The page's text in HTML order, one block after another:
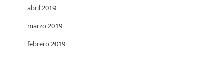
abril 2019
marzo 2019
febrero 2019